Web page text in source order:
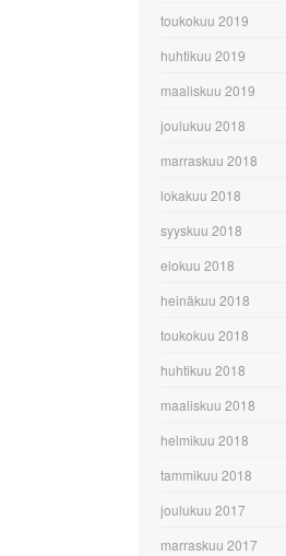
toukokuu 2019
huhtikuu 2019
maaliskuu 2019
joulukuu 2018
marraskuu 2018
lokakuu 2018
syyskuu 2018
elokuu 2018
heinäkuu 2018
toukokuu 2018
huhtikuu 2018
maaliskuu 2018
helmikuu 2018
tammikuu 2018
joulukuu 2017
marraskuu 2017